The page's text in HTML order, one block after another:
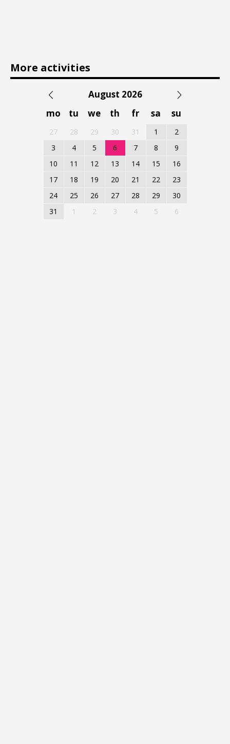
More activities
August 2026
mo
tu we th fr sa su
27 28 29 30 31 1
2
3
4 5 6 7 8
9
10
11 12 13 14 15
16
17
18 19 20 21 22
23
24
25 26 27 28 29
30
31
1 2 3 4 5 6